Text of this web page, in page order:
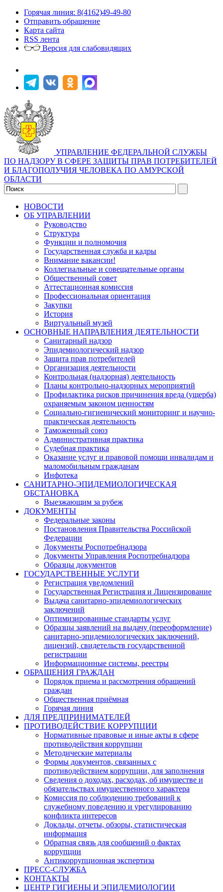
Горячая линия: 8(4162)49-49-80
Отправить обращение
Карта сайта
RSS лента
Версия для слабовидящих
УПРАВЛЕНИЕ ФЕДЕРАЛЬНОЙ СЛУЖБЫ
ПО НАДЗОРУ В СФЕРЕ ЗАЩИТЫ ПРАВ ПОТРЕБИТЕЛЕЙ
И БЛАГОПОЛУЧИЯ ЧЕЛОВЕКА ПО АМУРСКОЙ
ОБЛАСТИ
НОВОСТИ
ОБ УПРАВЛЕНИИ
Руководство
Структура
Функции и полномочия
Государственная служба и кадры
Внимание вакансии!
Коллегиальные и совещательные органы
Общественный совет
Аттестационная комиссия
Профессиональная ориентация
Закупки
История
Виртуальный музей
ОСНОВНЫЕ НАПРАВЛЕНИЯ ДЕЯТЕЛЬНОСТИ
Санитарный надзор
Эпидемиологический надзор
Защита прав потребителей
Организация деятельности
Контрольная (надзорная) деятельность
Планы контрольно-надзорных мероприятий
Профилактика рисков причинения вреда (ущерба)
охраняемым законом ценностям
Социально-гигиенический мониторинг и научно-
практическая деятельность
Таможенный союз
Административная практика
Судебная практика
Оказание услуг и правовой помощи инвалидам и
маломобильным гражданам
Инфотека
САНИТАРНО-ЭПИДЕМИОЛОГИЧЕСКАЯ
ОБСТАНОВКА
Выезжающим за рубеж
ДОКУМЕНТЫ
Федеральные законы
Постановления Правительства Российской
Федерации
Документы Роспотребнадзора
Документы Управления Роспотребнадзора
Образцы документов
ГОСУДАРСТВЕННЫЕ УСЛУГИ
Регистрация уведомлений
Государственная Регистрация и Лицензирование
Выдача санитарно-эпидемиологических
заключений
Оптимизированные стандарты услуг
Образцы заявлений на выдачу (переоформление)
санитарно-эпидемиологических заключений,
лицензий, свидетельств государственной
регистрации
Информационные системы, реестры
ОБРАЩЕНИЯ ГРАЖДАН
Порядок приема и рассмотрения обращений
граждан
Общественная приёмная
Горячая линия
ДЛЯ ПРЕДПРИНИМАТЕЛЕЙ
ПРОТИВОДЕЙСТВИЕ КОРРУПЦИИ
Нормативные правовые и иные акты в сфере
противодействия коррупции
Методические материалы
Формы документов, связанных с
противодействием коррупции, для заполнения
Сведения о доходах, расходах, об имуществе и
обязательствах имущественного характера
Комиссия по соблюдению требований к
служебному поведению и урегулированию
конфликта интересов
Доклады, отчеты, обзоры, статистическая
информация
Обратная связь для сообщений о фактах
коррупции
Антикоррупционная экспертиза
ПРЕСС-СЛУЖБА
КОНТАКТЫ
ЦЕНТР ГИГИЕНЫ И ЭПИДЕМИОЛОГИИ